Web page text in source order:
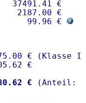
€
2187.00 €
99.96 €
€ (Klasse I)
€
€